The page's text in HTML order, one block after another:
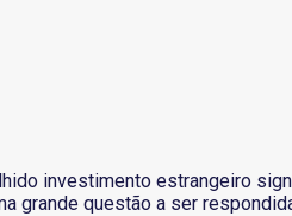
investimento estrangeiro
grande questão a ser